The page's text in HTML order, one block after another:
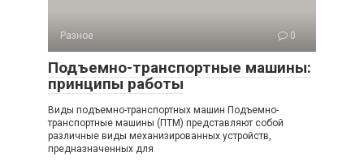
Разное 0
Подъемно-транспортные машины:
принципы работы
Виды подъемно-транспортных машин Подъемно-
транспортные машины (ПТМ) представляют собой
различные виды механизированных устройств,
предназначенных для